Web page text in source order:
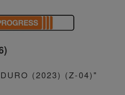
(2023) (Z-04)"